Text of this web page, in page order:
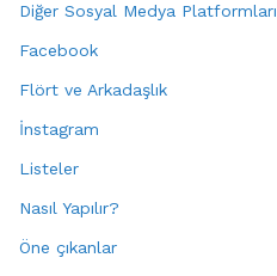
Diğer Sosyal Medya Platformları
Facebook
Flört ve Arkadaşlık
İnstagram
Listeler
Nasıl Yapılır?
Öne çıkanlar